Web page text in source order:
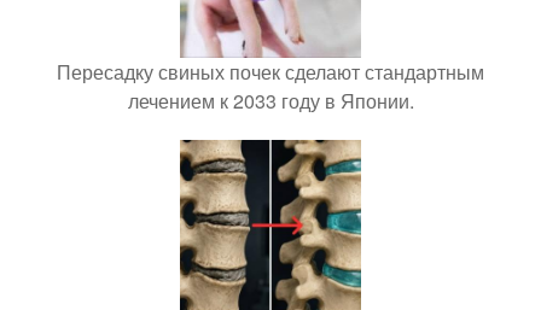
Пересадку свиных почек сделают стандартным
лечением к 2033 году в Японии.